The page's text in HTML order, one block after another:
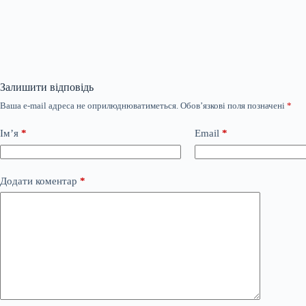
Залишити відповідь
Ваша e-mail адреса не оприлюднюватиметься. Обов’язкові поля позначені *
Ім’я * Email *
Додати коментар *